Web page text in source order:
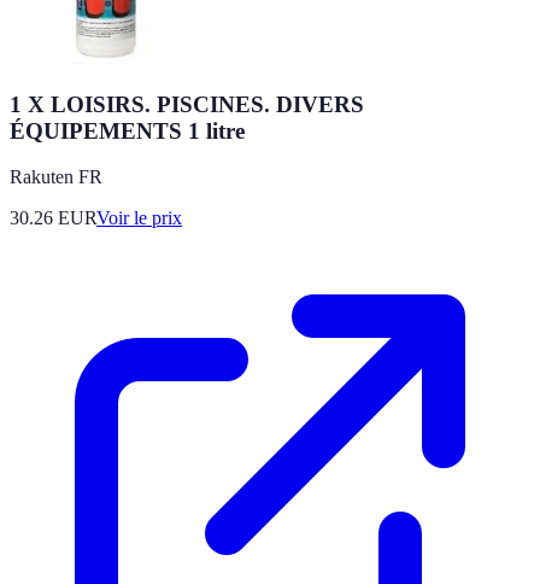
1 X LOISIRS. PISCINES. DIVERS
ÉQUIPEMENTS 1 litre
Rakuten FR
30.26 EURVoir le prix